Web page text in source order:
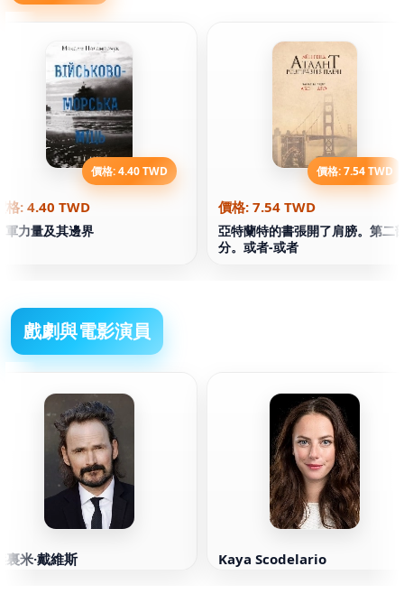
價格: 4.40 TWD
格: 4.40 TWD
軍力量及其邊界
價格: 7.54 TWD
價格: 7.54 TWD
亞特蘭特的書張開了肩膀。第二
分。或者-或者
戲劇與電影演員
裏米·戴維斯 Kaya Scodelario